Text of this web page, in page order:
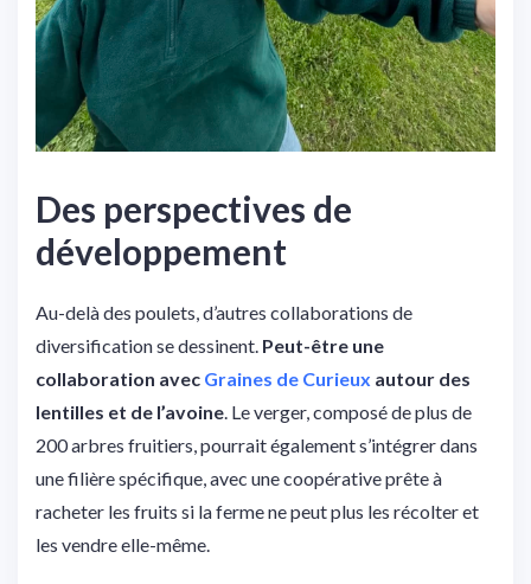
Des perspectives de
développement
Au-delà des poulets, d’autres collaborations de
diversification se dessinent. Peut-être une
collaboration avec Graines de Curieux autour des
lentilles et de l’avoine. Le verger, composé de plus de
200 arbres fruitiers, pourrait également s’intégrer dans
une filière spécifique, avec une coopérative prête à
racheter les fruits si la ferme ne peut plus les récolter et
les vendre elle-même.